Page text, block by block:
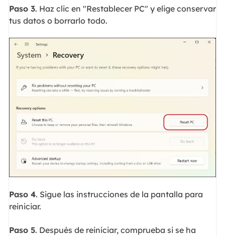
Paso 3. Haz clic en "Restablecer PC" y elige conservar
tus datos o borrarlo todo.
Paso 4. Sigue las instrucciones de la pantalla para
reiniciar.
Paso 5. Después de reiniciar, comprueba si se ha